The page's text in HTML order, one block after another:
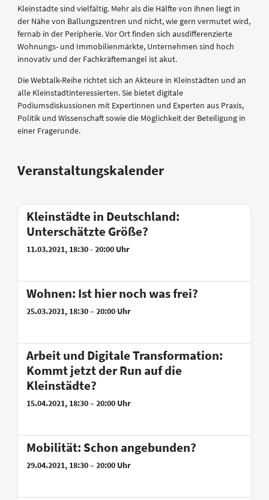
Kleinstädte sind vielfältig. Mehr als die Hälfte von ihnen liegt in
der Nähe von Ballungszentren und nicht, wie gern vermutet wird,
fernab in der Peripherie. Vor Ort finden sich ausdifferenzierte
Wohnungs- und Immobilienmärkte, Unternehmen sind hoch
innovativ und der Fachkräftemangel ist akut.
Die Webtalk-Reihe richtet sich an Akteure in Kleinstädten und an
alle Kleinstadtinteressierten. Sie bietet digitale
Podiumsdiskussionen mit Expertinnen und Experten aus Praxis,
Politik und Wissenschaft sowie die Möglichkeit der Beteiligung in
einer Fragerunde.
Veranstaltungskalender
Kleinstädte in Deutschland:
Unterschätzte Größe?
11.03.2021, 18:30 - 20:00 Uhr
Wohnen: Ist hier noch was frei?
25.03.2021, 18:30 – 20:00 Uhr
Arbeit und Digitale Transformation:
Kommt jetzt der Run auf die
Kleinstädte?
15.04.2021, 18:30 – 20:00 Uhr
Mobilität: Schon angebunden?
29.04.2021, 18:30 – 20:00 Uhr